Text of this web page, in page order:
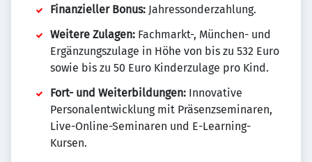
Finanzieller Bonus: Jahressonderzahlung.
Weitere Zulagen: Fachmarkt-, München- und
Ergänzungszulage in Höhe von bis zu 532 Euro
sowie bis zu 50 Euro Kinderzulage pro Kind.
Fort- und Weiterbildungen: Innovative
Personalentwicklung mit Präsenzseminaren,
Live-Online-Seminaren und E-Learning-
Kursen.